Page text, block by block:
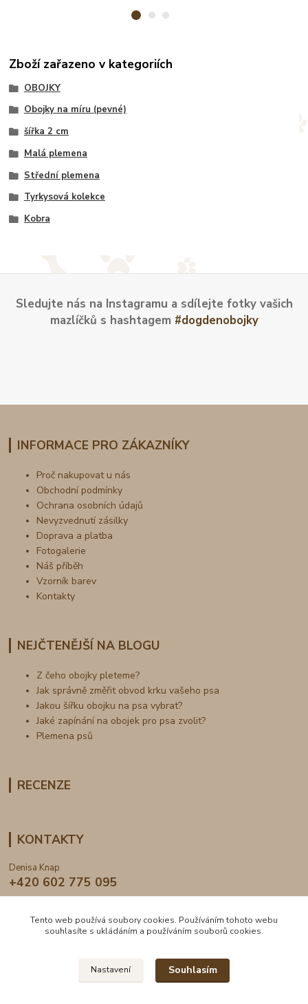
Zboží zařazeno v kategoriích
OBOJKY
Obojky na míru (pevné)
šířka 2 cm
Malá plemena
Střední plemena
Tyrkysová kolekce
Kobra
Sledujte nás na Instagramu a sdílejte fotky vašich
mazlíčků s hashtagem #dogdenobojky
INFORMACE PRO ZÁKAZNÍKY
Proč nakupovat u nás
Obchodní podmínky
Ochrana osobních údajů
Nevyzvednutí zásilky
Doprava a platba
Fotogalerie
Náš příběh
Vzorník barev
Kontakty
NEJČTENĚJŠÍ NA BLOGU
Z čeho obojky pleteme?
Jak správně změřit obvod krku vašeho psa
Jakou šířku obojku na psa vybrat?
Jaké zapínání na obojek pro psa zvolit?
Plemena psů
RECENZE
KONTAKTY
Denisa Knap
+420 602 775 095
Tento web používá soubory cookies. Používáním tohoto webu
souhlasíte s ukládáním a používáním souborů cookies.
Nastavení Souhlasím